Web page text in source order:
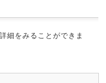
細をみることができま